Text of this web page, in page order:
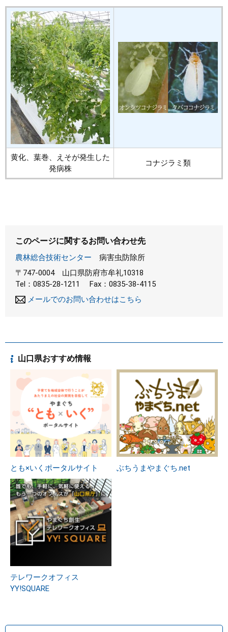
黄化、葉巻、えそが発生した
発病株
コナジラミ類
このページに関するお問い合わせ先
農林総合技術センター
病害虫防除所
〒747-0004
山口県防府市牟礼10318
Tel：0835-28-1211
Fax：0835-38-4115
メールでのお問い合わせはこちら
山口県おすすめ情報
とも×いくポータルサイト ぶちうまやまぐち.net
テレワークオフィス
YY!SQUARE